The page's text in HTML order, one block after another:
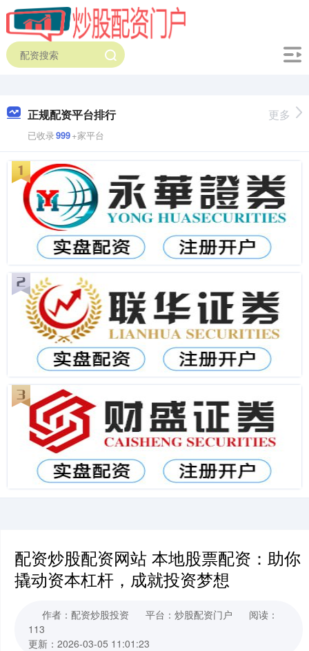
正规配资平台排行
已收录999+家平台
更多
配资炒股配资网站 本地股票配资：助你
撬动资本杠杆，成就投资梦想
作者：配资炒股投资 平台：炒股配资门户
阅读：
113
更新：2026-03-05 11:01:23